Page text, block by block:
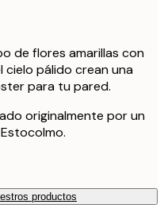
de flores amarillas con
cielo pálido crean una
para tu pared.
originalmente por un
productos